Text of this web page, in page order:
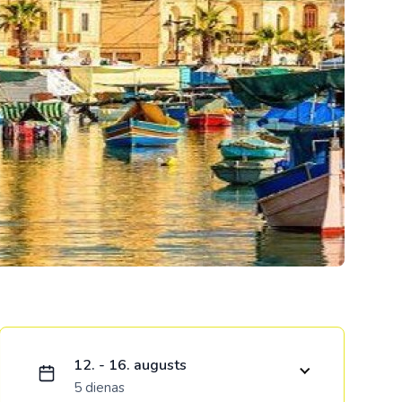
Kolumbija
Kostarika
Meksika
Panama
Ielādējam piedāvājumu...
12. - 16. augusts
5 dienas